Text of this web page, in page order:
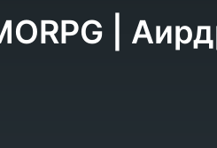
|